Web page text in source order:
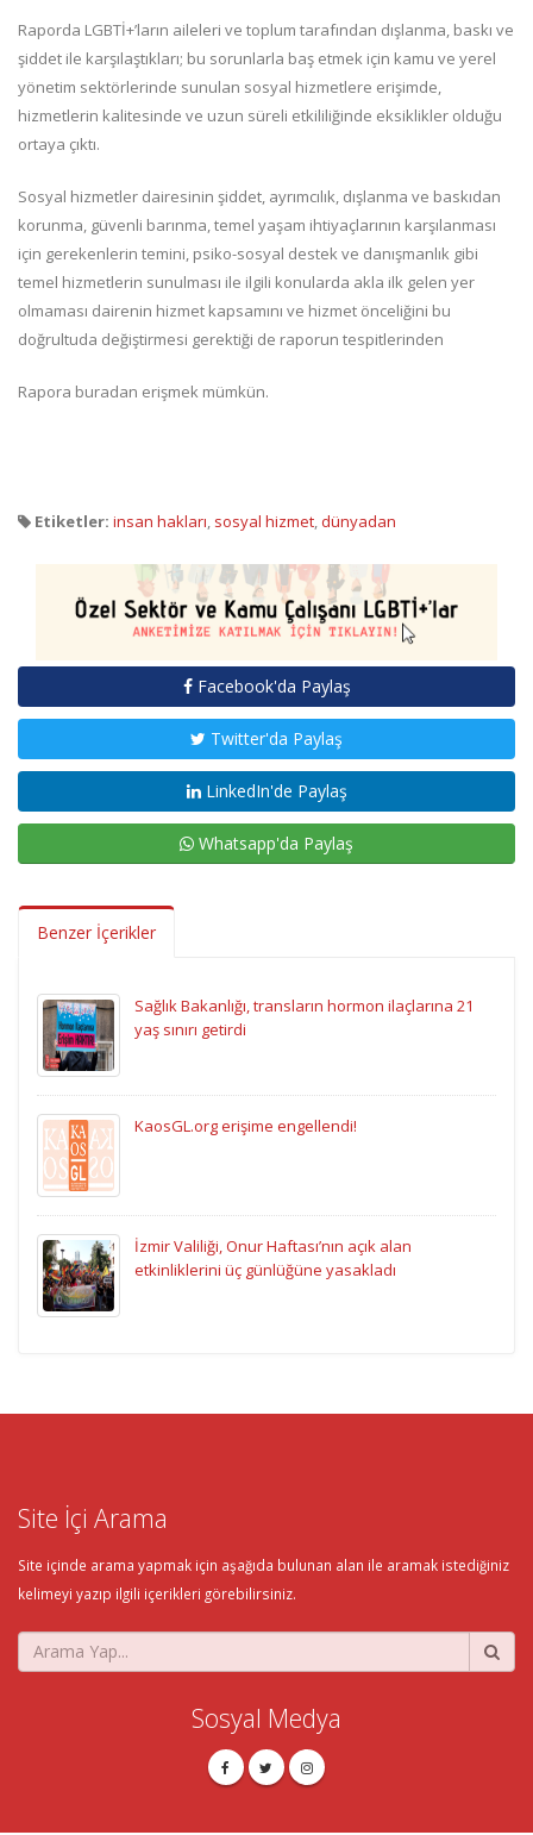
Raporda LGBTİ+’ların aileleri ve toplum tarafından dışlanma, baskı ve
şiddet ile karşılaştıkları; bu sorunlarla baş etmek için kamu ve yerel
yönetim sektörlerinde sunulan sosyal hizmetlere erişimde,
hizmetlerin kalitesinde ve uzun süreli etkililiğinde eksiklikler olduğu
ortaya çıktı.
Sosyal hizmetler dairesinin şiddet, ayrımcılık, dışlanma ve baskıdan
korunma, güvenli barınma, temel yaşam ihtiyaçlarının karşılanması
için gerekenlerin temini, psiko-sosyal destek ve danışmanlık gibi
temel hizmetlerin sunulması ile ilgili konularda akla ilk gelen yer
olmaması dairenin hizmet kapsamını ve hizmet önceliğini bu
doğrultuda değiştirmesi gerektiği de raporun tespitlerinden
Rapora buradan erişmek mümkün.
Etiketler: insan hakları, sosyal hizmet,dünyadan
Facebook'da Paylaş
Twitter'da Paylaş
LinkedIn'de Paylaş
Whatsapp'da Paylaş
Benzer İçerikler
Sağlık Bakanlığı, transların hormon ilaçlarına 21
yaş sınırı getirdi
KaosGL.org erişime engellendi!
İzmir Valiliği, Onur Haftası’nın açık alan
etkinliklerini üç günlüğüne yasakladı
Site İçi Arama
Site içinde arama yapmak için aşağıda bulunan alan ile aramak istediğiniz
kelimeyi yazıp ilgili içerikleri görebilirsiniz.
Sosyal Medya